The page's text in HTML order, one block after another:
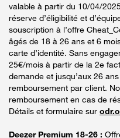
valable à partir du 10/04/
réserve d’éligibilité et
souscription à l’offre
âgés de 18 à 26 ans et 6
carte d’identité. Sans
25€/mois à partir de la 2e
demande et jusqu’aux 26
remboursement par client.
remboursement en cas de
Détails et formulaire sur
Deezer Premium 18-26 :